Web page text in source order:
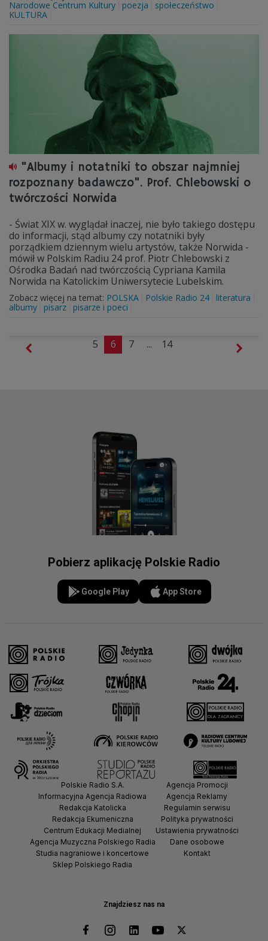
Narodowe Centrum Kultury
poezja
społeczeństwo
KULTURA
"Albumy i notatniki to obszar najmniej
rozpoznany badawczo". Prof. Chlebowski o
twórczości Norwida
- Świat XIX w. wyglądał inaczej, nie było takiego dostępu
do informacji, stąd albumy czy notatniki były
porządkiem dziennym wielu artystów, także Norwida -
mówił w Polskim Radiu 24 prof. Piotr Chlebowski z
Ośrodka Badań nad twórczością Cypriana Kamila
Norwida na Katolickim Uniwersytecie Lubelskim.
Zobacz więcej na temat: POLSKA Polskie Radio 24
literatura
albumy
pisarz pisarze i poeci
5 6 7 ... 14
Pobierz aplikację Polskie Radio
Google Play App Store
Znajdziesz nas na
Polskie Radio S.A.
Informacyjna Agencja Radiowa
Redakcja Katolicka
Redakcja Ekumeniczna
Centrum Edukacji Medialnej
Agencja Muzyczna Polskiego Radia
Studia nagraniowe i koncertowe
Sklep Polskiego Radia
Agencja Promocji
Agencja Reklamy
Regulamin serwisu
Polityka prywatności
Ustawienia prywatności
Dane osobowe
Kontakt